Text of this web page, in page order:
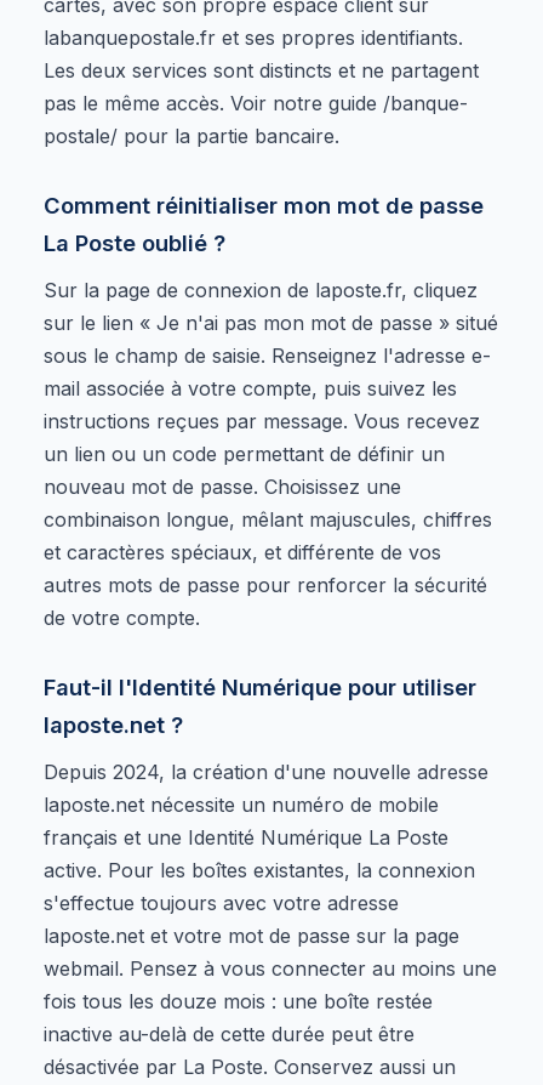
labanquepostale.fr et ses propres identifiants.
Les deux services sont distincts et ne partagent
pas le même accès. Voir notre guide /banque-
postale/ pour la partie bancaire.
Comment réinitialiser mon mot de passe
La Poste oublié ?
Sur la page de connexion de laposte.fr, cliquez
sur le lien « Je n'ai pas mon mot de passe » situé
sous le champ de saisie. Renseignez l'adresse e-
mail associée à votre compte, puis suivez les
instructions reçues par message. Vous recevez
un lien ou un code permettant de définir un
nouveau mot de passe. Choisissez une
combinaison longue, mêlant majuscules, chiffres
et caractères spéciaux, et différente de vos
autres mots de passe pour renforcer la sécurité
de votre compte.
Faut-il l'Identité Numérique pour utiliser
laposte.net ?
Depuis 2024, la création d'une nouvelle adresse
laposte.net nécessite un numéro de mobile
français et une Identité Numérique La Poste
active. Pour les boîtes existantes, la connexion
s'effectue toujours avec votre adresse
laposte.net et votre mot de passe sur la page
webmail. Pensez à vous connecter au moins une
fois tous les douze mois : une boîte restée
inactive au-delà de cette durée peut être
désactivée par La Poste. Conservez aussi un